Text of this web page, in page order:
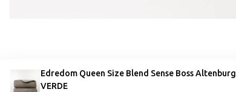
Edredom Queen Size Blend Sense Boss Altenburg
VERDE